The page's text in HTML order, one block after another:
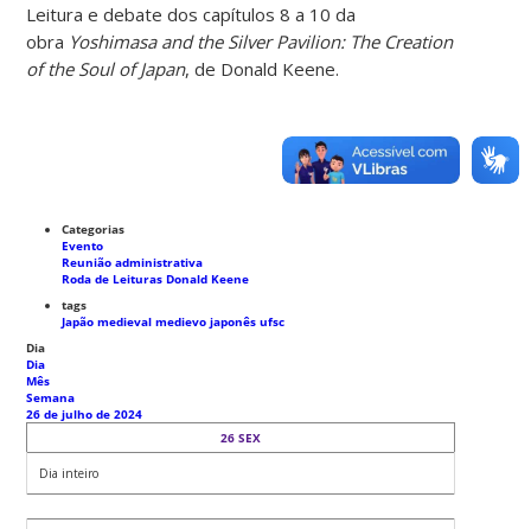
Leitura e debate dos capítulos 8 a 10 da
obra Yoshimasa and the Silver Pavilion: The Creation
of the Soul of Japan, de Donald Keene.
Categorias
Evento
Reunião administrativa
Roda de Leituras Donald Keene
tags
Japão medievalmedievo japonêsufsc
Dia
Dia
Mês
Semana
26 de julho de 2024
26 SEX
Dia inteiro